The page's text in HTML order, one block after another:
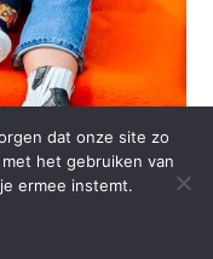
op Instagram
dat onze site zo
het gebruiken van
ermee instemt.